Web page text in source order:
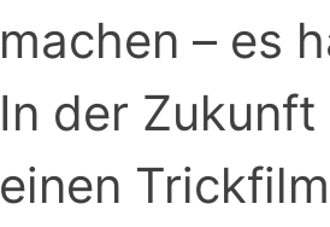
machen – es
In der
einen